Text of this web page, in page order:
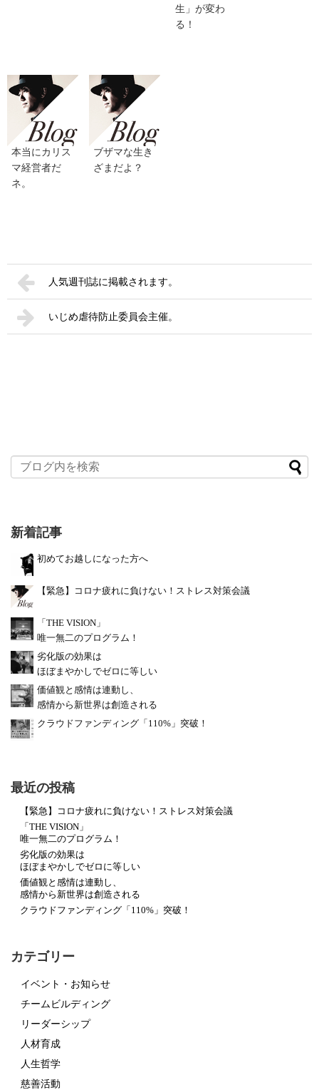
生」が変わ
る！
本当にカリス
マ経営者だ
ネ。
ブザマな生き
ざまだよ？
人気週刊誌に掲載されます。
いじめ虐待防止委員会主催。
新着記事
初めてお越しになった方へ
【緊急】コロナ疲れに負けない！ストレス対策会議
「THE VISION」
唯一無二のプログラム！
劣化版の効果は
ほぼまやかしでゼロに等しい
価値観と感情は連動し、
感情から新世界は創造される
クラウドファンディング「110%」突破！
最近の投稿
【緊急】コロナ疲れに負けない！ストレス対策会議
「THE VISION」
唯一無二のプログラム！
劣化版の効果は
ほぼまやかしでゼロに等しい
価値観と感情は連動し、
感情から新世界は創造される
クラウドファンディング「110%」突破！
カテゴリー
イベント・お知らせ
チームビルディング
リーダーシップ
人材育成
人生哲学
慈善活動